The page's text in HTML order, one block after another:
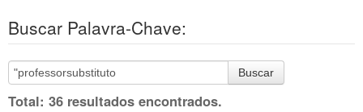
Buscar Palavra-Chave:
Buscar
Total: 36 resultados encontrados.